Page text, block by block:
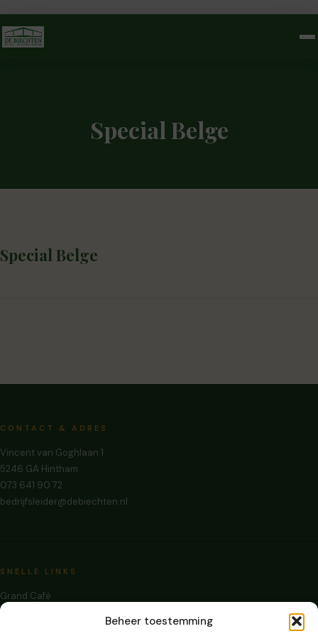
Beheer toestemming
Special Belge
Special Belge
CONTACT & ADRES
Vincent van Goghlaan 1
5246 GA Hintham
073 641 90 72
bedrijfsleider@debiechten.nl
SNELLE LINKS
Grand Café
Zalen Huren